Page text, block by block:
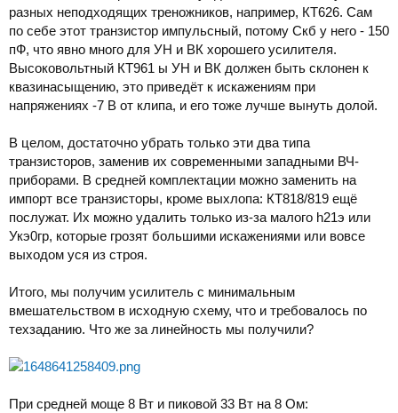
разных неподходящих треножников, например, КТ626. Сам
по себе этот транзистор импульсный, потому Скб у него - 150
пФ, что явно много для УН и ВК хорошего усилителя.
Высоковольтный КТ961 ы УН и ВК должен быть склонен к
квазинасыщению, это приведёт к искажениям при
напряжениях -7 В от клипа, и его тоже лучше вынуть долой.
В целом, достаточно убрать только эти два типа
транзисторов, заменив их современными западными ВЧ-
приборами. В средней комплектации можно заменить на
импорт все транзисторы, кроме выхлопа: КТ818/819 ещё
послужат. Их можно удалить только из-за малого h21э или
Укэ0гр, которые грозят большими искажениями или вовсе
выходом уся из строя.
Итого, мы получим усилитель с минимальным
вмешательством в исходную схему, что и требовалось по
техзаданию. Что же за линейность мы получили?
При средней моще 8 Вт и пиковой 33 Вт на 8 Ом: